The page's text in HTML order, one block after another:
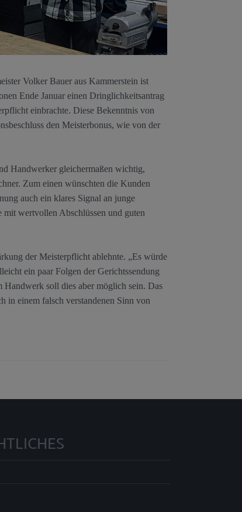
Volker Bauer aus Kammerstein ist
Ende Januar einen Dringlichkeitsantrag
einbrachte. Diese Bekenntnis von
den Meisterbonus, wie von der
Handwerker gleichermaßen wichtig,
Zum einen wünschten die Kunden
auch ein klares Signal an junge
wertvollen Abschlüssen und guten
der Meisterpflicht ablehnte. „Es würde
ein paar Folgen der Gerichtssendung
Handwerk soll dies aber möglich sein. Das
in einem falsch verstandenen Sinn von